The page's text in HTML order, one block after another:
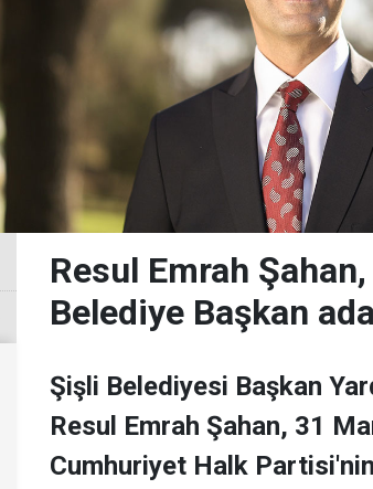
Resul Emrah
Belediye Başkan
Şişli Belediyesi Başkan
Resul Emrah Şahan, 31
Cumhuriyet Halk